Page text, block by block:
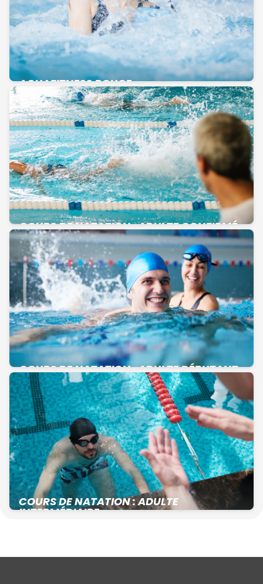
AQUAFITNESS ROUGE
COURS DE NATATION : ADULTE CONFIRMÉ
COURS DE NATATION : ADULTE DÉBUTANT
COURS DE NATATION : ADULTE
INTERMÉDIAIRE